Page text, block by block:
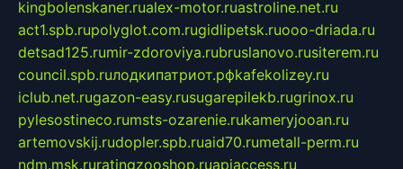
kingbolenskaner.rualex-motor.ruastroline.net.ru
act1.spb.rupolyglot.com.rugidlipetsk.ruooo-driada.ru
detsad125.rumir-zdoroviya.rubruslanovo.rusiterem.ru
council.spb.ruлодкипатриот.рфkafekolizey.ru
iclub.net.rugazon-easy.rusugarepilekb.rugrinox.ru
pylesostineco.rumsts-ozarenie.rukameryjooan.ru
artemovskij.rudopler.spb.ruaid70.rumetall-perm.ru
ndm.msk.ruratingzooshop.ruapiaccess.ru